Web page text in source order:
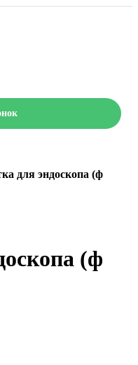
для эндоскопа (ф
(ф